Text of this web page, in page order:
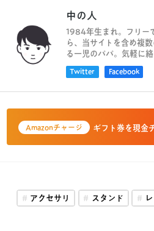
中の人
1984年生まれ。フリー
ら、当サイトを含め複
る一児のパパ。気軽に
Twitter Facebook
Amazonチャージ ギフト券を現金
アクセサリ スタンド